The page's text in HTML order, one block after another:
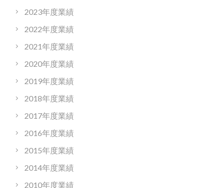
2023年度業績
2022年度業績
2021年度業績
2020年度業績
2019年度業績
2018年度業績
2017年度業績
2016年度業績
2015年度業績
2014年度業績
2010年度業績